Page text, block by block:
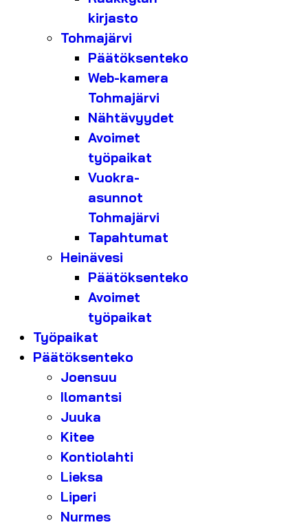
kirjasto
Tohmajärvi
Päätöksenteko
Web-kamera
Tohmajärvi
Nähtävyydet
Avoimet
työpaikat
Vuokra-
asunnot
Tohmajärvi
Tapahtumat
Heinävesi
Päätöksenteko
Avoimet
työpaikat
Työpaikat
Päätöksenteko
Joensuu
Ilomantsi
Juuka
Kitee
Kontiolahti
Lieksa
Liperi
Nurmes